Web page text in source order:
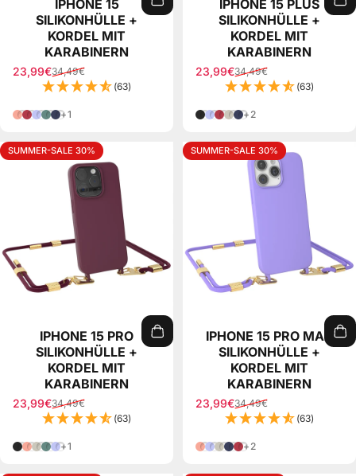
IPHONE 15
SILIKONHÜLLE +
KORDEL MIT
KARABINERN
Verkaufspreis
23,99€
Normaler Preis
34,49€
(63)
Koralle
Beere
LilaPinien Grün
Nacht Blau
+1
IPHONE 15 PLUS
SILIKONHÜLLE +
KORDEL MIT
KARABINERN
Verkaufspreis
23,99€
Normaler Preis
34,49€
(63)
Schwarz
LilaBeere
Taupe
Nacht Blau
+2
SUMMER-SALE 30%
IPHONE 15 PRO
SILIKONHÜLLE +
KORDEL MIT
KARABINERN
Verkaufspreis
23,99€
Normaler Preis
34,49€
(63)
Schwarz
Koralle
Taupe
Pinien Grün
Lila
+1
SUMMER-SALE 30%
IPHONE 15 PRO MAX
SILIKONHÜLLE +
KORDEL MIT
KARABINERN
Verkaufspreis
23,99€
Normaler Preis
34,49€
(63)
Koralle
LilaTaupe
Nacht Blau
Beere
+2